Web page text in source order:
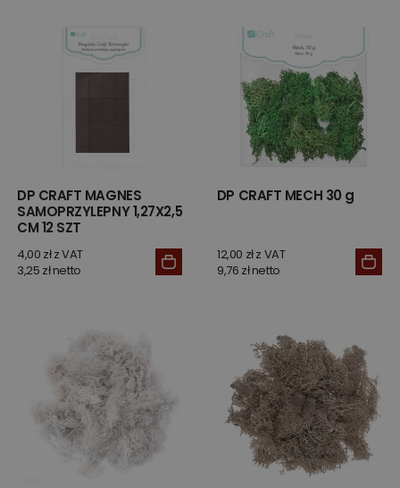
DP CRAFT MAGNES
SAMOPRZYLEPNY 1,27X2,5
CM 12 SZT
4,00 zł z VAT
3,25 zł netto
DP CRAFT MECH 30 g
12,00 zł z VAT
9,76 zł netto